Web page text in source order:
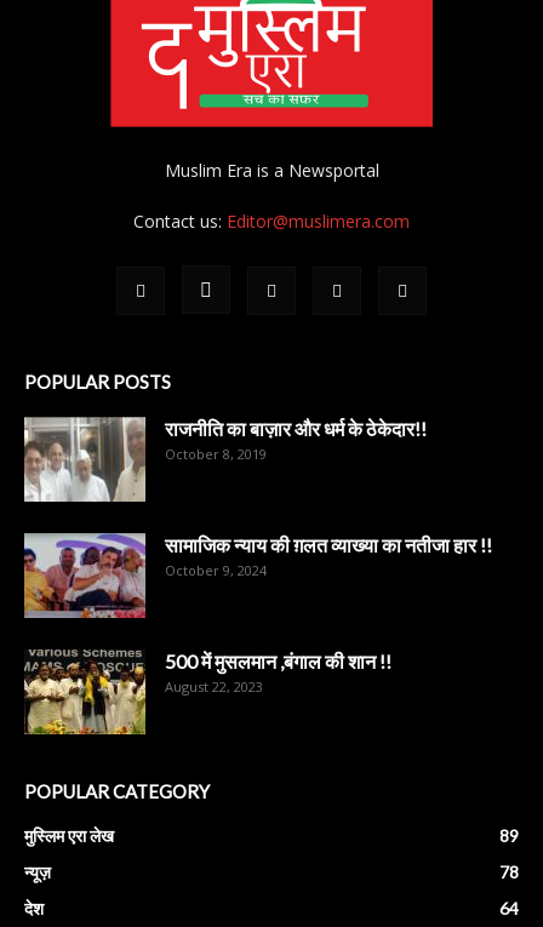
Muslim Era is a Newsportal
Contact us: Editor@muslimera.com
POPULAR POSTS
राजनीति का बाज़ार और धर्म के ठेकेदार!!
October 8, 2019
सामाजिक न्याय की ग़लत व्याख्या का नतीजा हार !!
October 9, 2024
500 में मुसलमान ,बंगाल की शान !!
August 22, 2023
POPULAR CATEGORY
मुस्लिम एरा लेख
89
न्यूज़
78
देश
64